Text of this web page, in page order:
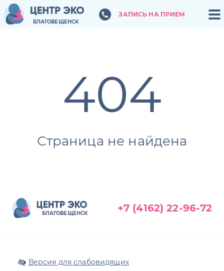
БЛАГОВЕЩЕНСК
ЗАПИСЬ НА ПРИЕМ
БЛАГОВЕЩЕНСК
ЗАПИСЬ НА ПРИЕМ
404
Страница не найдена
БЛАГОВЕЩЕНСК +7 (4162) 22-96-72
Версия для слабовидящих